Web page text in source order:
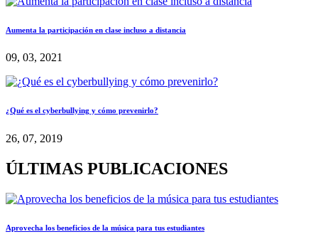
Aumenta la participación en clase incluso a distancia
09, 03, 2021
¿Qué es el cyberbullying y cómo prevenirlo?
26, 07, 2019
ÚLTIMAS PUBLICACIONES
Aprovecha los beneficios de la música para tus estudiantes